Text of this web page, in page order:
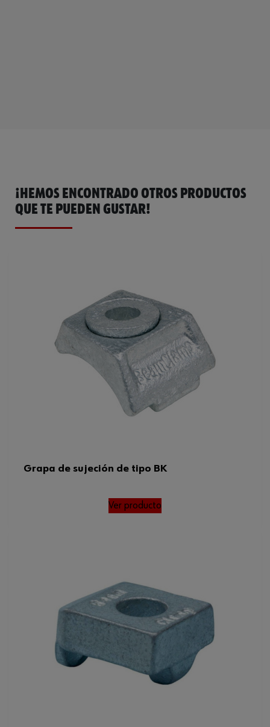
¡HEMOS ENCONTRADO OTROS PRODUCTOS
QUE TE PUEDEN GUSTAR!
Grapa de sujeción de tipo BK
Ver producto